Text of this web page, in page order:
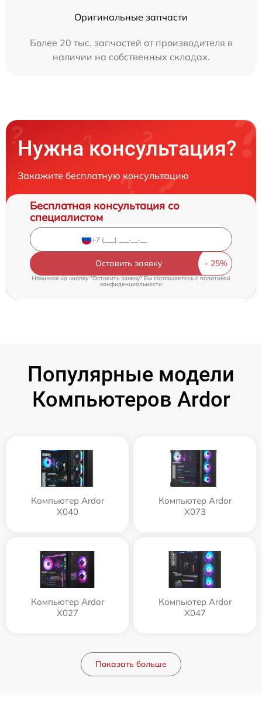
Оригинальные запчасти
Более 20 тыс. запчастей от производителя в
наличии на собственных складах.
Нужна консультация?
Закажите бесплатную консультацию
Бесплатная консультация со
специалистом
Оставить заявку
Нажимая на кнопку "Оставить заявку" Вы соглашаетесь cполитикой
конфиденциальности
Популярные модели
Компьютеров Ardor
Компьютер Ardor
X040
Компьютер Ardor
X073
Компьютер Ardor
X027
Компьютер Ardor
X047
Показать больше